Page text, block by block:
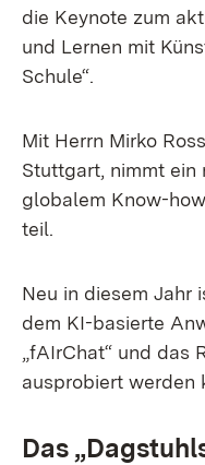
die Keynote zum
und Lernen mit
Schule“.
Mit Herrn Mirko
Stuttgart, nimmt ein
globalem Know-
teil.
Neu in diesem Jahr
dem KI-basierte
„fAIrChat“ und das
ausprobiert werden
Das